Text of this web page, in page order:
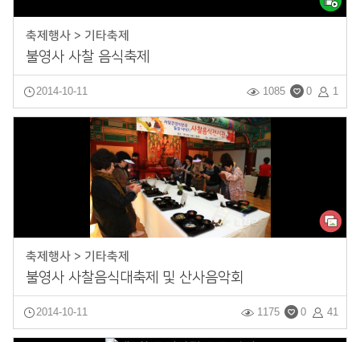
축제행사 > 기타축제
불영사 사찰 음식축제
2014-10-11 1
0
1085
축제행사 > 기타축제
불영사 사찰음식대축제 및 산사음악회
2014-10-11 41
0
1175